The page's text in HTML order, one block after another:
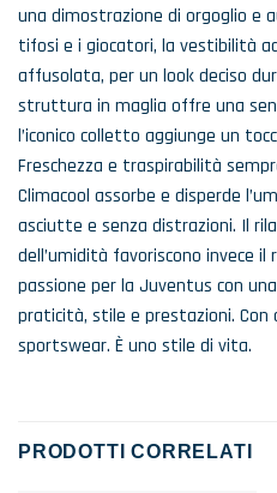
una dimostrazione di orgoglio
tifosi e i giocatori, la vestibilità
affusolata, per un look deciso
struttura in maglia offre una
l’iconico colletto aggiunge un
Freschezza e traspirabilità
Climacool assorbe e disperde
asciutte e senza distrazioni. Il
dell’umidità favoriscono invece
passione per la Juventus con
praticità, stile e prestazioni.
sportswear. È uno stile di vita.
PRODOTTI CORRELATI